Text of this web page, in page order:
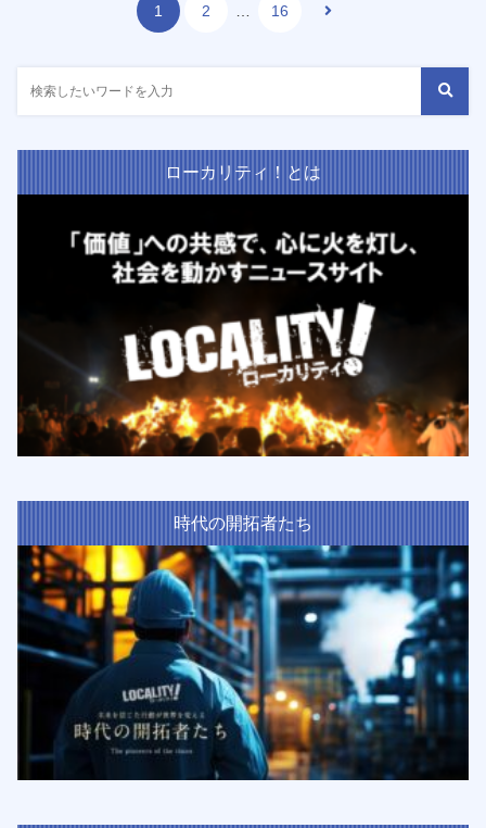
1 2 16
ローカリティ！とは
時代の開拓者たち